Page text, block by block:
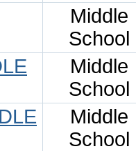
Middle
School
Middle
School
Middle
School